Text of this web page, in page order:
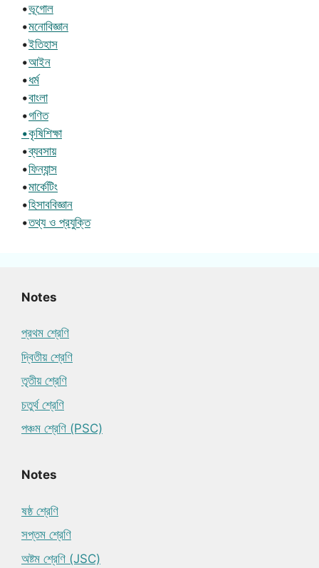
•ভূগোল
•মনোবিজ্ঞান
•ইতিহাস
•আইন
•ধর্ম
•বাংলা
•গণিত
•কৃষিশিক্ষা
•ব্যবসায়
•ফিন্যান্স
•মার্কেটিং
•হিসাববিজ্ঞান
•তথ্য ও প্রযুক্তি
Notes
প্রথম শ্রেণি
দ্বিতীয় শ্রেণি
তৃতীয় শ্রেণি
চতুর্থ শ্রেণি
পঞ্চম শ্রেণি (PSC)
Notes
ষষ্ঠ শ্রেণি
সপ্তম শ্রেণি
অষ্টম শ্রেণি (JSC)